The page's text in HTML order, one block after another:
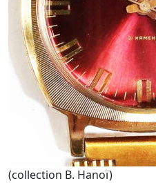
(collection B. Hanoï)